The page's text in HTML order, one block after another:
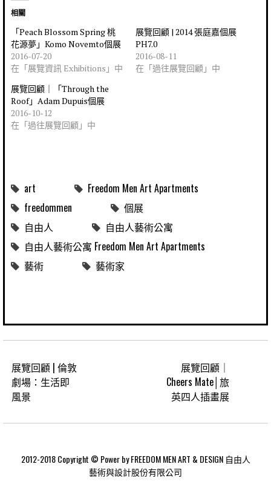
相關
「Peach Blossom Spring 桃
花源夢」Komo Novemto個展
2016-07-20
在「展覽資訊 Exhibitions」中
展覽回顧 | 2014 張庭嘉個展
PH7.0
2016-08-11
在「過往展覽回顧」中
展覽回顧｜「Through the
Roof」Adam Dupuis個展
2016-10-12
在「過往展覽回顧」中
art
Freedom Men Art Apartments
freedommen
個展
自由人
自由人藝術公寓
自由人藝術公寓 Freedom Men Art Apartments
藝術
藝術家
展覽回顧 | 倫敦
劇場：生活即
風景
展覽回顧｜
Cheers Mate│旅
英四人插畫展
2012-2018 Copyright © Power by FREEDOM MEN ART & DESIGN 自由人
藝術與設計股份有限公司